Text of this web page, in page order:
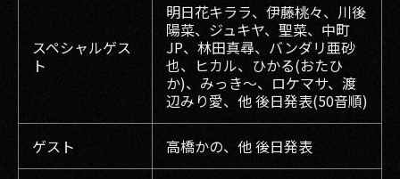
スペシャルゲス
ト
明日花キララ、伊藤桃々、川後
陽菜、ジュキヤ、聖菜、中町
JP、林田真尋、バンダリ亜砂
也、ヒカル、ひかる(おたひ
か)、みっき〜、ロケマサ、渡
辺みり愛、他 後日発表(50音順)
ゲスト 高橋かの、他 後日発表